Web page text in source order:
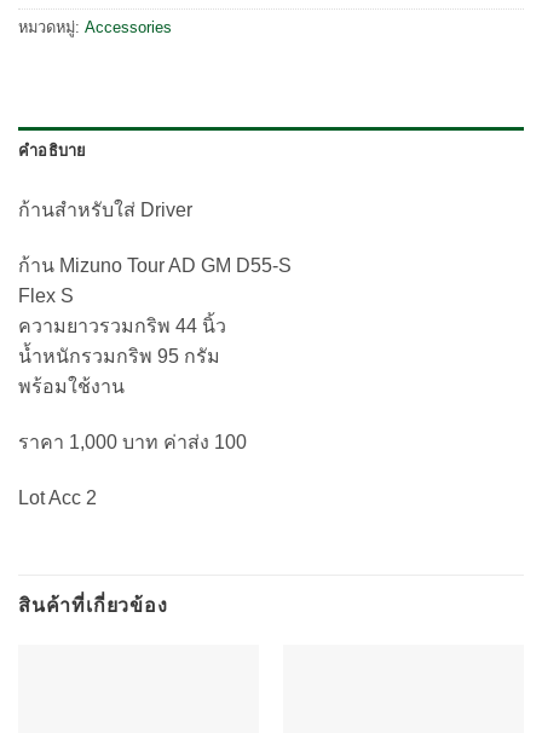
หมวดหมู่: Accessories
คำอธิบาย
ก้านสำหรับใส่ Driver
ก้าน Mizuno Tour AD GM D55-S
Flex S
ความยาวรวมกริพ 44 นิ้ว
น้ำหนักรวมกริพ 95 กรัม
พร้อมใช้งาน
ราคา 1,000 บาท ค่าส่ง 100
Lot Acc 2
สินค้าที่เกี่ยวข้อง